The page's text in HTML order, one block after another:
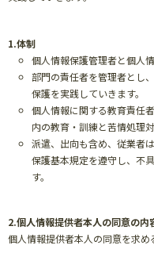
1.体制
個人情報保護管理者と個人
部門の責任者を管理者とし
保護を実践していきます。
個人情報に関する教育責任
内の教育・訓練と苦情処理対
派遣、出向も含め、従業者
保護基本規定を遵守し、不
す。
2.個人情報提供者本人の同意の内
個人情報提供者本人の同意を求め